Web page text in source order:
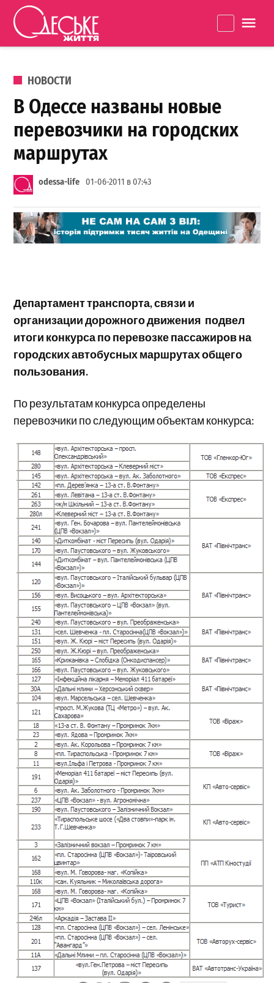
Перейти к содержанию
життя
ОПУБЛИКОВАНО В
НОВОСТИ
В Одессе названы новые
перевозчики на городских
маршрутах
odessa-life 01-06-2011 в 07:43
Департамент транспорта, связи и
организации дорожного движения подвел
итоги конкурса по перевозке пассажиров на
городских автобусных маршрутах общего
пользования.
По результатам конкурса определены
перевозчики по следующим объектам конкурса: